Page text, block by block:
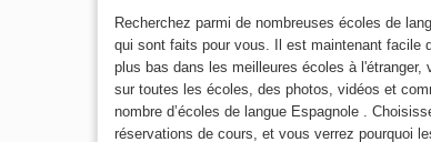
Recherchez parmi de nombreuses écoles de
qui sont faits pour vous. Il est maintenant facile
plus bas dans les meilleures écoles à
sur toutes les écoles, des photos, vidéos et
nombre d’écoles de langue Espagnole .
réservations de cours, et vous verrez pourquoi